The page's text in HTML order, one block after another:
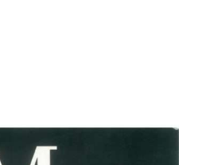
plusieurs
variations.